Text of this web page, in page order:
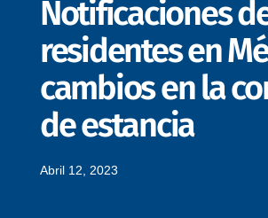
Notificaciones
residentes en
cambios en la
de estancia
Abril 12, 2023